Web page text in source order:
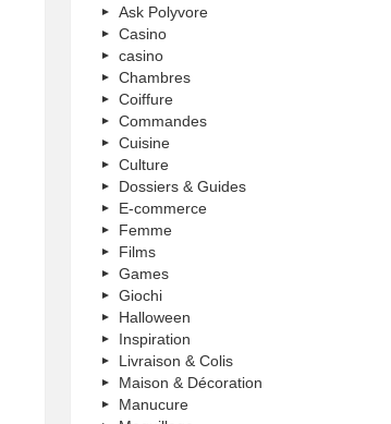
Ask Polyvore
Casino
casino
Chambres
Coiffure
Commandes
Cuisine
Culture
Dossiers & Guides
E-commerce
Femme
Films
Games
Giochi
Halloween
Inspiration
Livraison & Colis
Maison & Décoration
Manucure